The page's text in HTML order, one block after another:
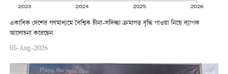
একাধিক দেশের গণমাধ্যমে বৈশ্বিক চীনা-সদিচ্ছা ক্রমাগত বৃদ্ধি পাওয়া নিয়ে ব্যাপক
আলোচনা করেছেন
05-Aug-2026